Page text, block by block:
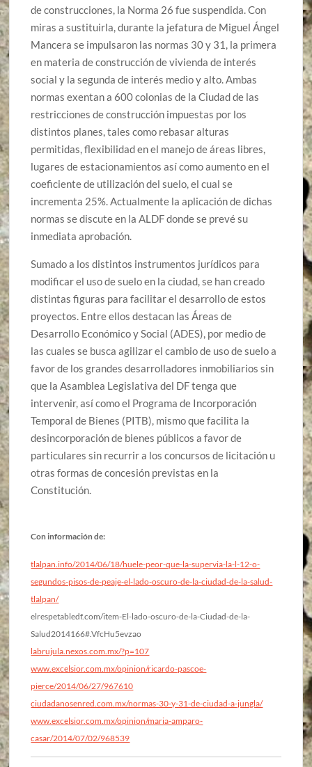
de construcciones, la Norma 26 fue suspendida. Con
miras a sustituirla, durante la jefatura de Miguel Ángel
Mancera se impulsaron las normas 30 y 31, la primera
en materia de construcción de vivienda de interés
social y la segunda de interés medio y alto. Ambas
normas exentan a 600 colonias de la Ciudad de las
restricciones de construcción impuestas por los
distintos planes, tales como rebasar alturas
permitidas, flexibilidad en el manejo de áreas libres,
lugares de estacionamientos así como aumento en el
coeficiente de utilización del suelo, el cual se
incrementa 25%. Actualmente la aplicación de dichas
normas se discute en la ALDF donde se prevé su
inmediata aprobación.
Sumado a los distintos instrumentos jurídicos para
modificar el uso de suelo en la ciudad, se han creado
distintas figuras para facilitar el desarrollo de estos
proyectos. Entre ellos destacan las Áreas de
Desarrollo Económico y Social (ADES), por medio de
las cuales se busca agilizar el cambio de uso de suelo a
favor de los grandes desarrolladores inmobiliarios sin
que la Asamblea Legislativa del DF tenga que
intervenir, así como el Programa de Incorporación
Temporal de Bienes (PITB), mismo que facilita la
desincorporación de bienes públicos a favor de
particulares sin recurrir a los concursos de licitación u
otras formas de concesión previstas en la
Constitución.
Con información de:
tlalpan.info/2014/06/18/huele-peor-que-la-supervia-la-l-12-o-
segundos-pisos-de-peaje-el-lado-oscuro-de-la-ciudad-de-la-salud-
tlalpan/
elrespetabledf.com/item-El-lado-oscuro-de-la-Ciudad-de-la-
Salud2014166#.VfcHu5evzao
labrujula.nexos.com.mx/?p=107
www.excelsior.com.mx/opinion/ricardo-pascoe-
pierce/2014/06/27/967610
ciudadanosenred.com.mx/normas-30-y-31-de-ciudad-a-jungla/
www.excelsior.com.mx/opinion/maria-amparo-
casar/2014/07/02/968539